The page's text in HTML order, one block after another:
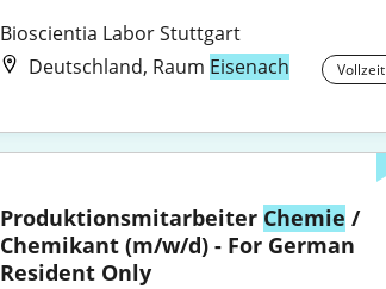
Bioscientia Labor Stuttgart
Deutschland, Raum Eisenach Vollzeit
Produktionsmitarbeiter Chemie /
Chemikant (m/w/d) - For German
Resident Only